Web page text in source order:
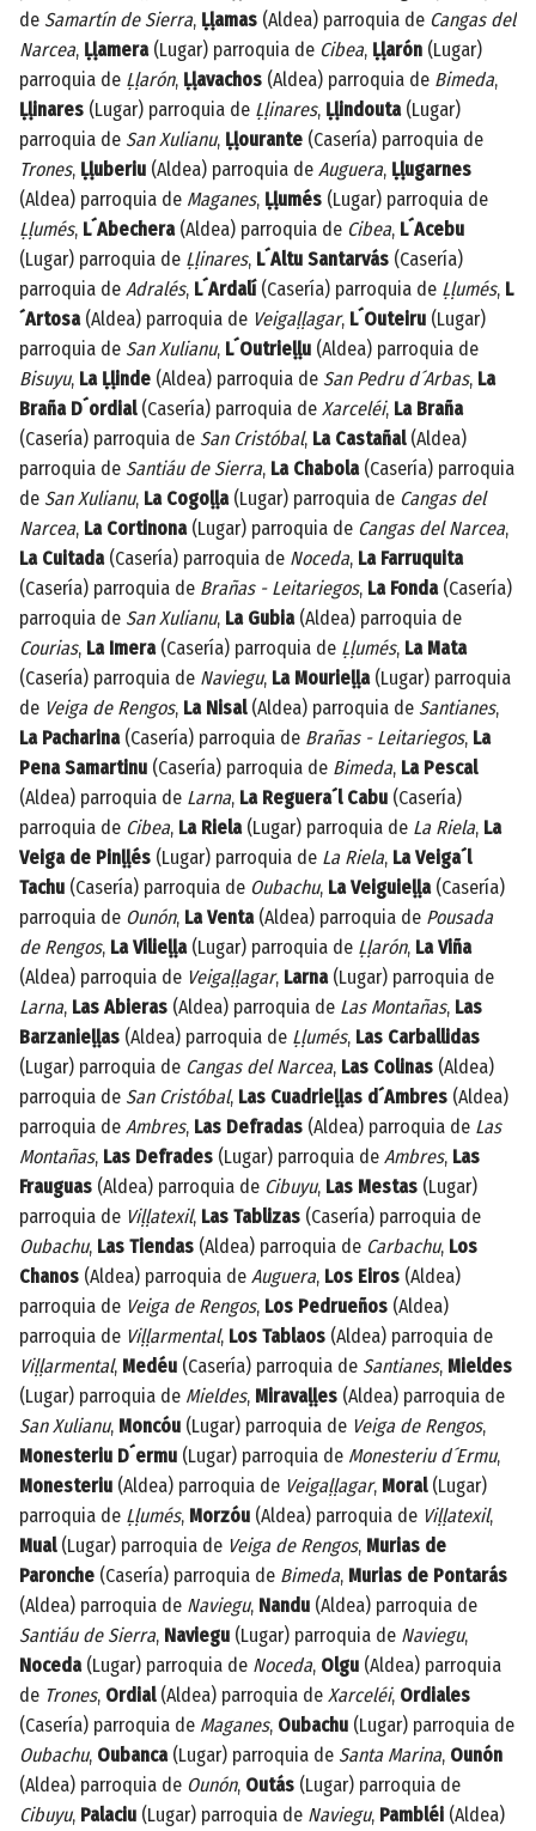
de Samartín de Sierra, Ḷḷamas (Aldea) parroquia de Cangas del
Narcea, Ḷḷamera(Lugar) parroquia de Cibea, Ḷḷarón (Lugar)
parroquia de Ḷḷarón, Ḷḷavachos (Aldea) parroquia de Bimeda,
Ḷḷinares (Lugar) parroquia de Ḷḷinares, Ḷḷindouta(Lugar)
parroquia de San Xulianu, Ḷḷourante (Casería) parroquia de
Trones, Ḷḷuberiu (Aldea) parroquia de Auguera, Ḷḷugarnes
(Aldea) parroquia de Maganes, Ḷḷumés (Lugar) parroquia de
Ḷḷumés, L´Abechera(Aldea) parroquia de Cibea, L´Acebu
(Lugar) parroquia de Ḷḷinares, L´Altu Santarvás (Casería)
parroquia de Adralés, L´Ardalí(Casería) parroquia de Ḷḷumés, L
´Artosa(Aldea) parroquia de Veigaḷḷagar, L´Outeiru (Lugar)
parroquia de San Xulianu, L´Outrieḷḷu (Aldea) parroquia de
Bisuyu, La Ḷḷinde (Aldea) parroquia de San Pedru d´Arbas, La
Braña D´ordial(Casería) parroquia de Xarceléi, La Braña
(Casería) parroquia de San Cristóbal, La Castañal(Aldea)
parroquia de Santiáu de Sierra, La Chabola(Casería) parroquia
de San Xulianu, La Cogoḷḷa(Lugar) parroquia de Cangas del
Narcea, La Cortinona(Lugar) parroquia de Cangas del Narcea,
La Cuitada(Casería) parroquia de Noceda, La Farruquita
(Casería) parroquia de Brañas - Leitariegos, La Fonda(Casería)
parroquia de San Xulianu, La Gubia(Aldea) parroquia de
Courias, La Imera(Casería) parroquia de Ḷḷumés, La Mata
(Casería) parroquia de Naviegu, La Mourieḷḷa(Lugar) parroquia
de Veiga de Rengos, La Nisal(Aldea) parroquia de Santianes,
La Pacharina(Casería) parroquia de Brañas - Leitariegos, La
Pena Samartinu (Casería) parroquia de Bimeda, La Pescal
(Aldea) parroquia de Larna, La Reguera´l Cabu (Casería)
parroquia de Cibea, La Riela(Lugar) parroquia de La Riela, La
Veiga de Pinḷḷés (Lugar) parroquia de La Riela, La Veiga´l
Tachu (Casería) parroquia de Oubachu, La Veiguieḷḷa(Casería)
parroquia de Ounón, La Venta(Aldea) parroquia de Pousada
de Rengos, La Vilieḷḷa(Lugar) parroquia de Ḷḷarón, La Viña
(Aldea) parroquia de Veigaḷḷagar, Larna(Lugar) parroquia de
Larna, Las Abieras (Aldea) parroquia de Las Montañas, Las
Barzanieḷḷas (Aldea) parroquia de Ḷḷumés, Las Carballidas
(Lugar) parroquia de Cangas del Narcea, Las Colinas (Aldea)
parroquia de San Cristóbal, Las Cuadrieḷḷas d´Ambres (Aldea)
parroquia de Ambres, Las Defradas (Aldea) parroquia de Las
Montañas, Las Defrades (Lugar) parroquia de Ambres, Las
Frauguas (Aldea) parroquia de Cibuyu, Las Mestas (Lugar)
parroquia de Viḷḷatexil, Las Tablizas (Casería) parroquia de
Oubachu, Las Tiendas (Aldea) parroquia de Carbachu, Los
Chanos (Aldea) parroquia de Auguera, Los Eiros (Aldea)
parroquia de Veiga de Rengos, Los Pedrueños (Aldea)
parroquia de Viḷḷarmental, Los Tablaos (Aldea) parroquia de
Viḷḷarmental, Medéu (Casería) parroquia de Santianes, Mieldes
(Lugar) parroquia de Mieldes, Miravaḷḷes (Aldea) parroquia de
San Xulianu, Moncóu (Lugar) parroquia de Veiga de Rengos,
Monesteriu D´ermu (Lugar) parroquia de Monesteriu d´Ermu,
Monesteriu (Aldea) parroquia de Veigaḷḷagar, Moral(Lugar)
parroquia de Ḷḷumés, Morzóu (Aldea) parroquia de Viḷḷatexil,
Mual(Lugar) parroquia de Veiga de Rengos, Murias de
Paronche (Casería) parroquia de Bimeda, Murias de Pontarás
(Aldea) parroquia de Naviegu, Nandu (Aldea) parroquia de
Santiáu de Sierra, Naviegu (Lugar) parroquia de Naviegu,
Noceda(Lugar) parroquia de Noceda, Olgu (Aldea) parroquia
de Trones, Ordial(Aldea) parroquia de Xarceléi, Ordiales
(Casería) parroquia de Maganes, Oubachu (Lugar) parroquia de
Oubachu, Oubanca(Lugar) parroquia de Santa Marina, Ounón
(Aldea) parroquia de Ounón, Outás (Lugar) parroquia de
Cibuyu, Palaciu (Lugar) parroquia de Naviegu, Pambléi (Aldea)